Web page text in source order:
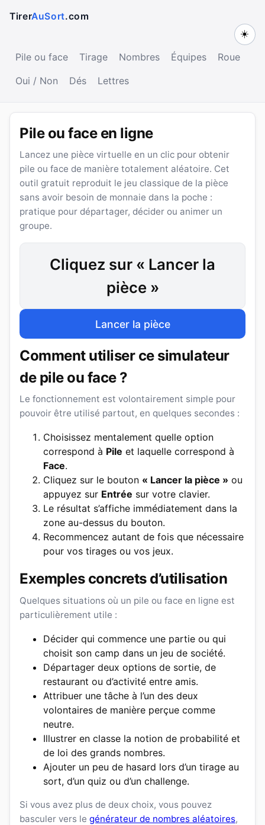
TirerAuSort.com
Pile ou face Tirage Nombres Équipes
Roue
Oui / Non
Dés Lettres
☀️
Pile ou face en ligne
Lancez une pièce virtuelle en un clic pour obtenir
pile ou face de manière totalement aléatoire. Cet
outil gratuit reproduit le jeu classique de la pièce
sans avoir besoin de monnaie dans la poche :
pratique pour départager, décider ou animer un
groupe.
Cliquez sur « Lancer la
pièce »
Lancer la pièce
Comment utiliser ce simulateur
de pile ou face ?
Le fonctionnement est volontairement simple pour
pouvoir être utilisé partout, en quelques secondes :
Choisissez mentalement quelle option
correspond à Pile et laquelle correspond à
Face.
Cliquez sur le bouton « Lancer la pièce » ou
appuyez sur Entrée sur votre clavier.
Le résultat s’affiche immédiatement dans la
zone au-dessus du bouton.
Recommencez autant de fois que nécessaire
pour vos tirages ou vos jeux.
Exemples concrets d’utilisation
Quelques situations où un pile ou face en ligne est
particulièrement utile :
Décider qui commence une partie ou qui
choisit son camp dans un jeu de société.
Départager deux options de sortie, de
restaurant ou d’activité entre amis.
Attribuer une tâche à l’un des deux
volontaires de manière perçue comme
neutre.
Illustrer en classe la notion de probabilité et
de loi des grands nombres.
Ajouter un peu de hasard lors d’un tirage au
sort, d’un quiz ou d’un challenge.
Si vous avez plus de deux choix, vous pouvez
basculer vers le générateur de nombres aléatoires,